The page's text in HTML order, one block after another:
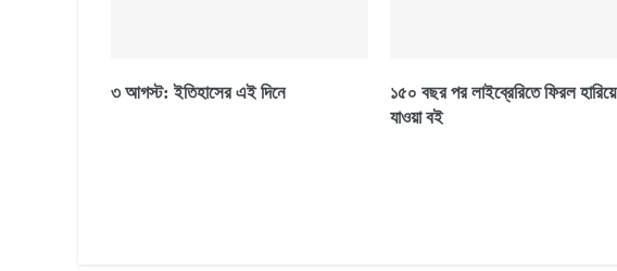
৩ আগস্ট: ইতিহাসের এই দিনে
১৫০ বছর পর লাইব্রেরিতে ফিরল হারিয়ে
যাওয়া বই